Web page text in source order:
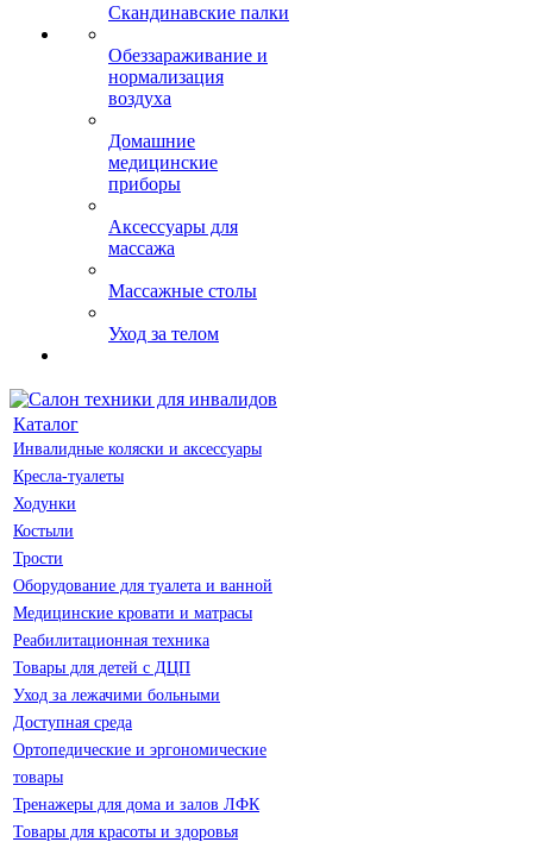
Скандинавские палки
Обеззараживание и
нормализация
воздуха
Домашние
медицинские
приборы
Аксессуары для
массажа
Массажные столы
Уход за телом
Каталог
Инвалидные коляски и аксессуары
Кресла-туалеты
Ходунки
Костыли
Трости
Оборудование для туалета и ванной
Медицинские кровати и матрасы
Реабилитационная техника
Товары для детей с ДЦП
Уход за лежачими больными
Доступная среда
Ортопедические и эргономические
товары
Тренажеры для дома и залов ЛФК
Товары для красоты и здоровья